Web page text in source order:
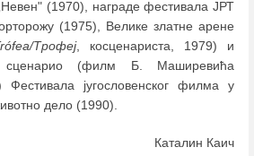
(1970), награде фестивала ЈРТ
(1975), Велике златне арене
Трофеј, косценариста, 1979) и
(филм Б. Маширевића
Фестивала југословенског филма у
дело (1990).
Каталин Каич